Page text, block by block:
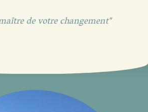
de votre changement"